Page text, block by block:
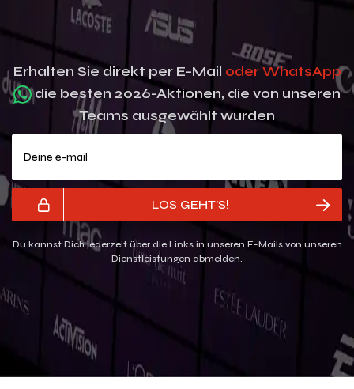
Erhalten Sie direkt per E-Mail oder WhatsApp
die besten 2026-Aktionen, die von unseren
Teams ausgewählt wurden
LOS GEHT'S!
Du kannst Dich jederzeit über die Links in unseren E-Mails von unseren
Dienstleistungen abmelden.